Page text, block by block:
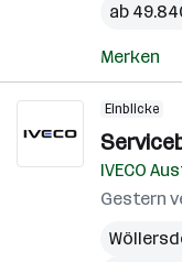
ab
Merken
Einblicke
IVECO
Gestern